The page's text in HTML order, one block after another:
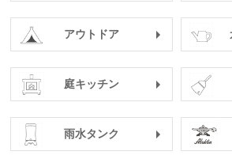
アウトドア
庭キッチン
雨水タンク